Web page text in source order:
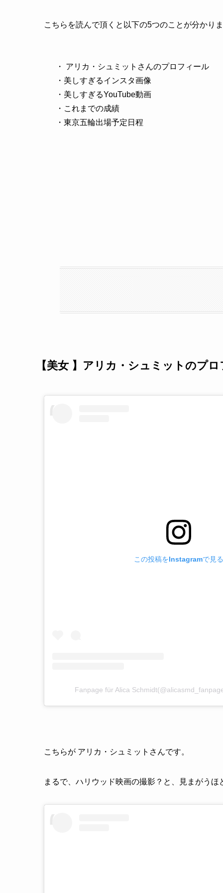
こちらを読んで頂くと以下の5つのことが分かり
・ アリカ・シュミットさんのプロフィール
・美しすぎるインスタ画像
・美しすぎるYouTube動画
・これまでの成績
・東京五輪出場予定日程
【美女 】アリカ・シュミットのプ
この投稿をInstagramで見る
Fanpage für Alica
こちらが アリカ・シュミットさんです。
まるで、ハリウッド映画の撮影？と、見まがうほ